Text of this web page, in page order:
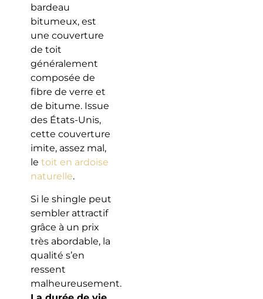
bardeau
bitumeux, est
une couverture
de toit
généralement
composée de
fibre de verre et
de bitume. Issue
des États-Unis,
cette couverture
imite, assez mal,
le toit en ardoise
naturelle.
Si le shingle peut
sembler attractif
grâce à un prix
très abordable, la
qualité s’en
ressent
malheureusement.